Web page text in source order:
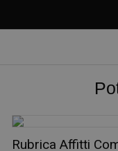
Rubrica Affitti